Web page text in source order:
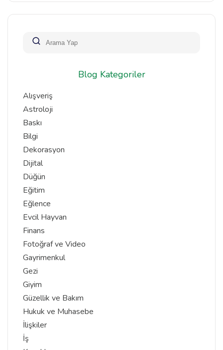
Blog Kategoriler
Alışveriş
Astroloji
Baskı
Bilgi
Dekorasyon
Dijital
Düğün
Eğitim
Eğlence
Evcil Hayvan
Finans
Fotoğraf ve Video
Gayrimenkul
Gezi
Giyim
Güzellik ve Bakım
Hukuk ve Muhasebe
İlişkiler
İş